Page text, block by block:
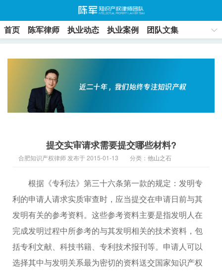
首页 陈军律师 执业动态 执业案例
团队文集
提交实审请求需要提交哪些材料?
合肥知识产权律师 发布于 2015-01-13 分类： 他山之石
根据《专利法》第三十六条第一款的规定：发明专
利的申请人请求实质审查时，应当提交在申请日前与其
发明有关的参考资料。这些参考资料主要是指发明人在
完成发明过程中所参考的与其发明相关的技术资料，包
括专利文献、科技书籍、专利技术报刊等。申请人可以
选择其中与发明关系最为密切的资料送交国家知识产权